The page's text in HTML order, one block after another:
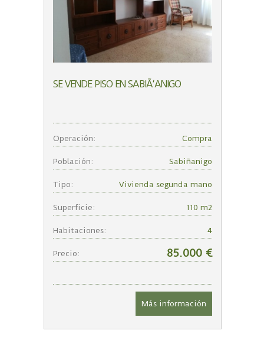
SE VENDE PISO EN SABIÃ‘ANIGO
Operación: Compra
Población: Sabiñanigo
Tipo: Vivienda segunda mano
Superficie: 110 m2
Habitaciones: 4
Precio: 85.000 €
Más información